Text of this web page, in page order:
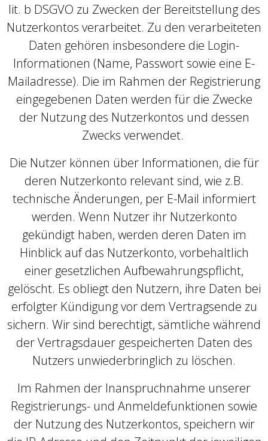
lit. b DSGVO zu Zwecken der Bereitstellung des
Nutzerkontos verarbeitet. Zu den verarbeiteten
Daten gehören insbesondere die Login-
Informationen (Name, Passwort sowie eine E-
Mailadresse). Die im Rahmen der Registrierung
eingegebenen Daten werden für die Zwecke
der Nutzung des Nutzerkontos und dessen
Zwecks verwendet.
Die Nutzer können über Informationen, die für
deren Nutzerkonto relevant sind, wie z.B.
technische Änderungen, per E-Mail informiert
werden. Wenn Nutzer ihr Nutzerkonto
gekündigt haben, werden deren Daten im
Hinblick auf das Nutzerkonto, vorbehaltlich
einer gesetzlichen Aufbewahrungspflicht,
gelöscht. Es obliegt den Nutzern, ihre Daten bei
erfolgter Kündigung vor dem Vertragsende zu
sichern. Wir sind berechtigt, sämtliche während
der Vertragsdauer gespeicherten Daten des
Nutzers unwiederbringlich zu löschen.
Im Rahmen der Inanspruchnahme unserer
Registrierungs- und Anmeldefunktionen sowie
der Nutzung des Nutzerkontos, speichern wir